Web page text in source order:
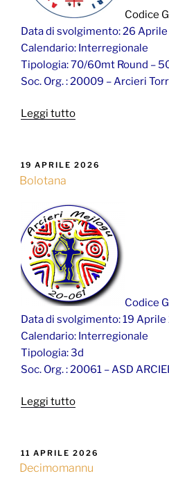
Codice
Data di svolgimento: 26
Calendario: Interregionale
Tipologia: 70/60mt Round –
Soc. Org. : 20009 – Arcieri
Leggi tutto“Sassari”
PUBBLICATO
IL
19 APRILE 2026
Bolotana
Codice
Data di svolgimento: 19
Calendario: Interregionale
Tipologia: 3d
Soc. Org. : 20061 – ASD
Leggi tutto“Bolotana”
PUBBLICATO
IL
11 APRILE 2026
Decimomannu